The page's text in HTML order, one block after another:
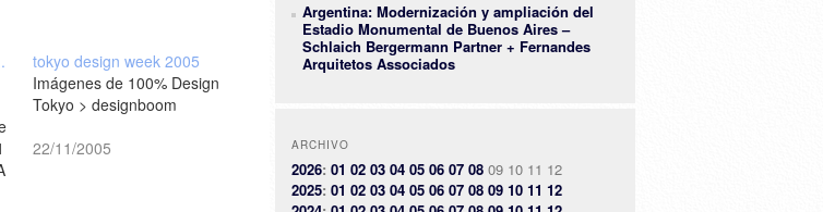
tokyo design week 2005
Imágenes de 100% Design
Tokyo > designboom
22/11/2005
Argentina: Modernización y ampliación del
Estadio Monumental de Buenos Aires –
Schlaich Bergermann Partner + Fernandes
Arquitetos Associados
ARCHIVO
2026: 01 02 03 04 05 06 07 08 09 10 11 12
2025: 01 02 03 04 05 06 07 08 09 10 11 12